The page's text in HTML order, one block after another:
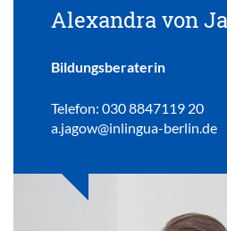
Alexandra von
Bildungsberaterin
Telefon: 030 8847119 20
a.jagow@inlingua-berlin.de